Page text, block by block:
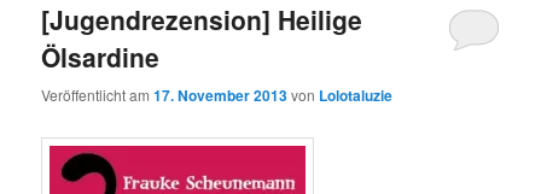
[Jugendrezension] Heilige
Ölsardine
Veröffentlicht am17. November 2013von Lolotaluzie